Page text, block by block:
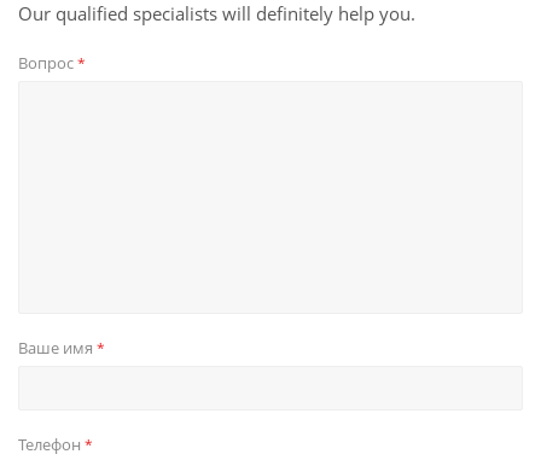
Our qualified specialists will definitely help you.
Вопрос*
Ваше имя *
Телефон *